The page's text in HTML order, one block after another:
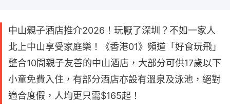
中山親子酒店推介2026！玩厭了深圳？不如一家人
北上中山享受家庭樂！《香港01》頻道「好食玩飛」
整合10間親子友善的中山酒店，大部分可供17歲以下
小童免費入住，有部分酒店亦設有溫泉及泳池，絕對
適合度假，人均更只需$165起！